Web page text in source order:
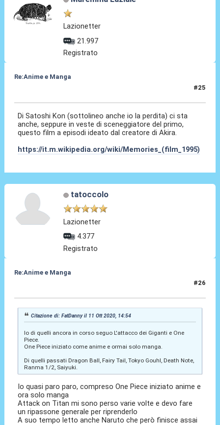
Lazionetter
21.997
Registrato
Re:Anime e Manga
#25
Di Satoshi Kon (sottolineo anche io la perdita) ci sta
anche, seppure in veste di sceneggiatore del primo,
questo film a episodi ideato dal creatore di Akira.
https://it.m.wikipedia.org/wiki/Memories_(film_1995)
tatoccolo
Lazionetter
4.377
Registrato
Re:Anime e Manga
#26
Citazione di: FatDanny il 11 Ott 2020, 14:54
Io di quelli ancora in corso seguo L'attacco dei Giganti e One
Piece.
One Piece iniziato come anime e ormai solo manga.
Di quelli passati Dragon Ball, Fairy Tail, Tokyo Gouhl, Death Note,
Ranma 1/2, Saiyuki.
Io quasi paro paro, compreso One Piece iniziato anime e
ora solo manga
Attack on Titan mi sono perso varie volte e devo fare
un ripassone generale per riprenderlo
A suo tempo letto anche Naruto che però finisce assai